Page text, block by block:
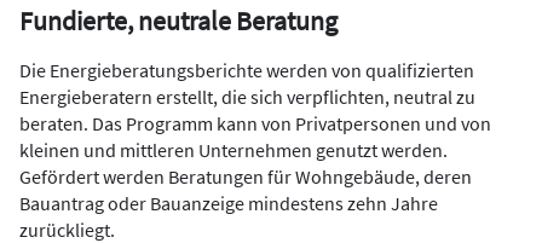
Fundierte, neutrale Beratung
Die Energieberatungsberichte werden von qualifizierten
Energieberatern erstellt, die sich verpflichten, neutral zu
beraten. Das Programm kann von Privatpersonen und von
kleinen und mittleren Unternehmen genutzt werden.
Gefördert werden Beratungen für Wohngebäude, deren
Bauantrag oder Bauanzeige mindestens zehn Jahre
zurückliegt.